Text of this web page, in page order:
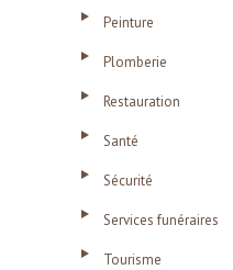
Peinture
Plomberie
Restauration
Santé
Sécurité
Services funéraires
Tourisme